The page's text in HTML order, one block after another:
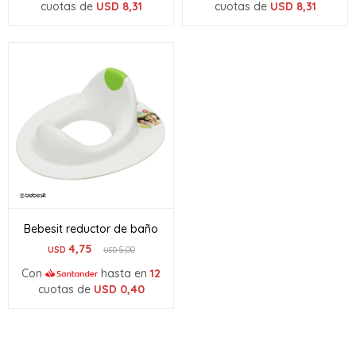
cuotas de USD 8,31 cuotas de USD 8,31
Bebesit reductor de baño
USD 4,75 USD5,00
Con hasta en 12
cuotas de USD 0,40